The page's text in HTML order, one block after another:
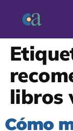
libros
Cómo